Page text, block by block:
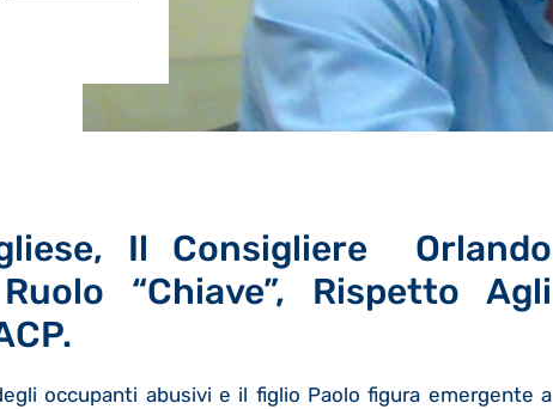
Il Consigliere Orlando
“chiave”, Rispetto Agli
occupanti abusivi e il figlio Paolo figura emergente a